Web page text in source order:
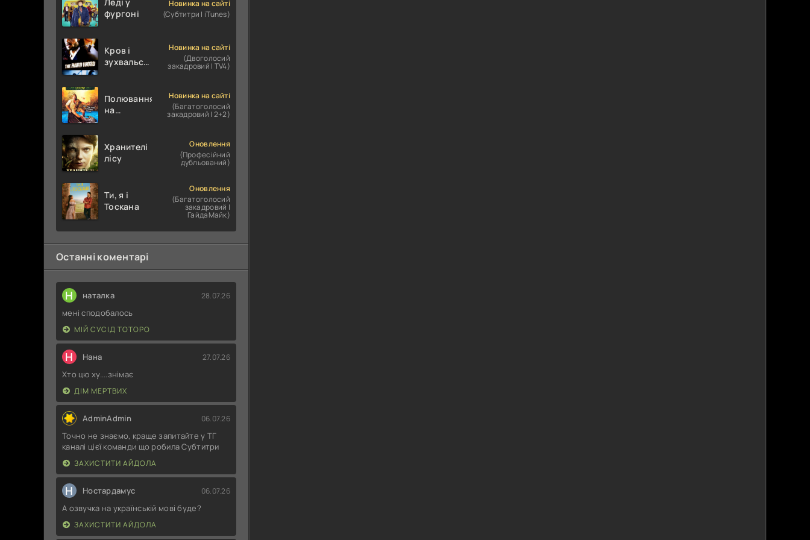
фургоні
Новинка на сайті
(Субтитри | iTunes)
Кров і
зухвальство
Новинка на сайті
(Двоголосий
закадровий | TV4)
Полювання
на
Новинка на сайті
(Багатоголосий
закадровий | 2+2)
Хранителі
лісу
Оновлення
(Професійний
дубльований)
Ти, я і
Тоскана
Оновлення
(Багатоголосий
закадровий |
ГайдаМайк)
Останні коментарі
Н наталка 28.07.26
мені сподобалось
МІЙ СУСІД ТОТОРО
Н Нана 27.07.26
Хто цю ху....знімає
ДІМ МЕРТВИХ
AdminAdmin 06.07.26
Точно не знаємо, краще запитайте у ТГ
каналі цієї команди що робила Субтитри
ЗАХИСТИТИ АЙДОЛА
Н Ностардамус 06.07.26
А озвучка на українській мові буде?
ЗАХИСТИТИ АЙДОЛА